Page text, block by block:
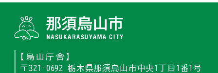
【烏山庁舎】
〒321-0692 栃木県那須烏山市中央1丁目1番1号